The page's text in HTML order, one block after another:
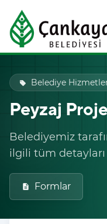
local_offer Belediye
Peyzaj
Belediyemiz
ilgili tüm
description Formlar